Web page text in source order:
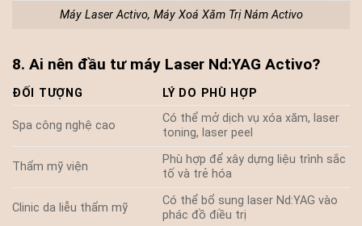
Máy Laser Activo, Máy Xoá Xăm Trị Nám Activo
8. Ai nên đầu tư máy Laser Nd:YAG Activo?
ĐỐI TƯỢNG LÝ DO PHÙ HỢP
Spa công nghệ cao
Có thể mở dịch vụ xóa xăm, laser
toning, laser peel
Thẩm mỹ viện
Phù hợp để xây dựng liệu trình sắc
tố và trẻ hóa
Clinic da liễu thẩm mỹ
Có thể bổ sung laser Nd:YAG vào
phác đồ điều trị